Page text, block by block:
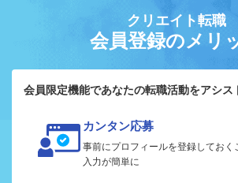
クリエイト転職
会員登録のメリ
会員限定機能であなたの転職活動をアシス
カンタン応募
事前にプロフィールを登録しておく
入力が簡単に